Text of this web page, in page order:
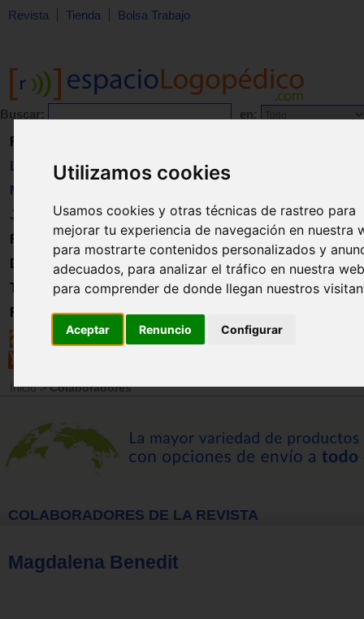
Utilizamos cookies
Usamos cookies y otras técnicas de rastreo para
mejorar tu experiencia de navegación en nuestra
para mostrarte contenidos personalizados y
adecuados, para analizar el tráfico en nuestra
para comprender de donde llegan nuestros
Aceptar Renuncio Configurar
Revista Tienda Bolsa Trabajo
Buscar: en:
Revista
Libros
Material
Juguetes
Formación
Directorio
Trabajo
Registro
Inicio>Colaboradores
COLABORADORES DE LA REVISTA
Magdalena Benedit